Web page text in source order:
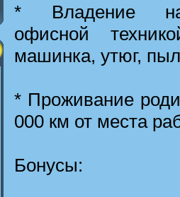
* Владение
офисной
машинка, утюг,
* Проживание
000 км от места
Бонусы: